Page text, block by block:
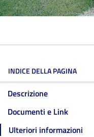
INDICE DELLA PAGINA
Descrizione
Documenti e Link
Ulteriori informazioni